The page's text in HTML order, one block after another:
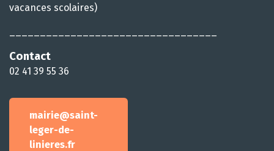
vacances scolaires)
Contact
02 41 39 55 36
mairie@saint-
leger-de-
linieres.fr